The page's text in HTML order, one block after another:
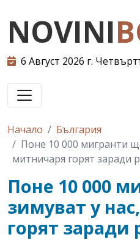
NOVINI
6 Август 2026 г.
Начало
България
Поне 10 000 мигранти
митничаря горят заради
Поне 10 000
зимуват у
горят заради